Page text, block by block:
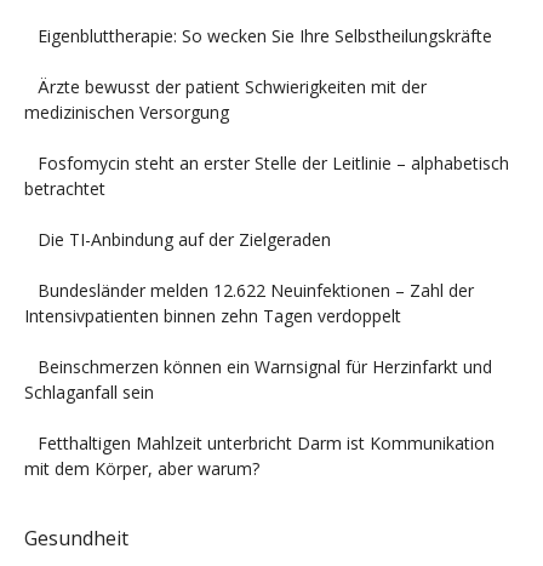
Eigenbluttherapie: So wecken Sie Ihre Selbstheilungskräfte
Ärzte bewusst der patient Schwierigkeiten mit der
medizinischen Versorgung
Fosfomycin steht an erster Stelle der Leitlinie – alphabetisch
betrachtet
Die TI-Anbindung auf der Zielgeraden
Bundesländer melden 12.622 Neuinfektionen – Zahl der
Intensivpatienten binnen zehn Tagen verdoppelt
Beinschmerzen können ein Warnsignal für Herzinfarkt und
Schlaganfall sein
Fetthaltigen Mahlzeit unterbricht Darm ist Kommunikation
mit dem Körper, aber warum?
Gesundheit